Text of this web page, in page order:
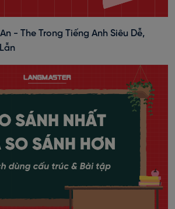
- The Trong Tiếng Anh Siêu Dễ,